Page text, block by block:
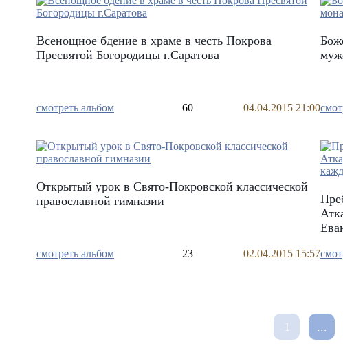
Всенощное бдение в храме в честь Покрова
Пресвятой Богородицы г.Саратова
смотреть альбом 60 04.04.2015 21:00
Открытый урок в Свято-Покровской классической
православной гимназии
смотреть альбом 23 02.04.2015 15:57
1 ...